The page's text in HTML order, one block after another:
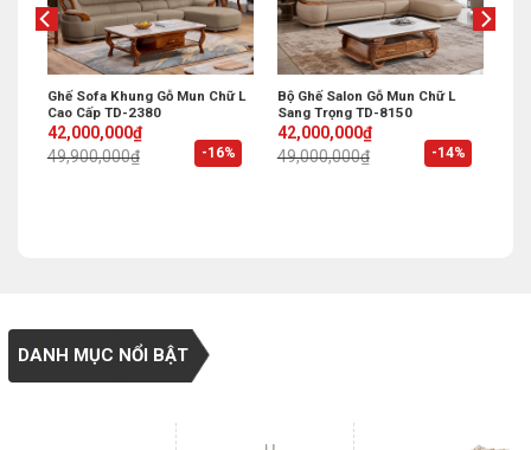
-16%
Ghế Sofa Khung Gỗ Mun Chữ L
Cao Cấp TD-2380
49,900,000₫
Original
price
was:
42,000,000₫
Current
price
is:
-14%
Bộ Ghế Salon Gỗ Mun Chữ L
Sang Trọng TD-8150
49,000,000₫
Original
price
was:
42,000,000₫
Current
price
is:
DANH MỤC NỔI BẬT